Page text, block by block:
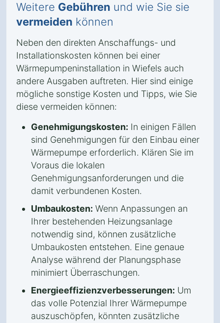
Weitere Gebühren und wie Sie sie
vermeiden können
Neben den direkten Anschaffungs- und
Installationskosten können bei einer
Wärmepumpeninstallation in Wiefels auch
andere Ausgaben auftreten. Hier sind einige
mögliche sonstige Kosten und Tipps, wie Sie
diese vermeiden können:
Genehmigungskosten: In einigen Fällen
sind Genehmigungen für den Einbau einer
Wärmepumpe erforderlich. Klären Sie im
Voraus die lokalen
Genehmigungsanforderungen und die
damit verbundenen Kosten.
Umbaukosten: Wenn Anpassungen an
Ihrer bestehenden Heizungsanlage
notwendig sind, können zusätzliche
Umbaukosten entstehen. Eine genaue
Analyse während der Planungsphase
minimiert Überraschungen.
Energieeffizienzverbesserungen: Um
das volle Potenzial Ihrer Wärmepumpe
auszuschöpfen, könnten zusätzliche